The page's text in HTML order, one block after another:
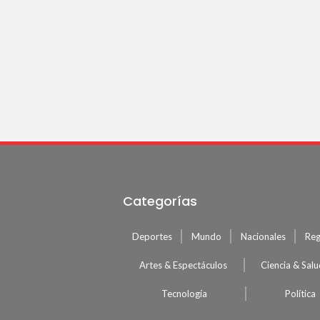
Categorías
Deportes Mundo Nacionales
Artes & Espectáculos Ciencia &
Tecnología Política